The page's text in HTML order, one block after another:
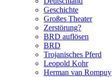
Geschichte
Großes Theater
Zerstörung?
BRD auflösen
BRD
Trojanisches Pferd
Leopold Kohr
Herman van Rompuy